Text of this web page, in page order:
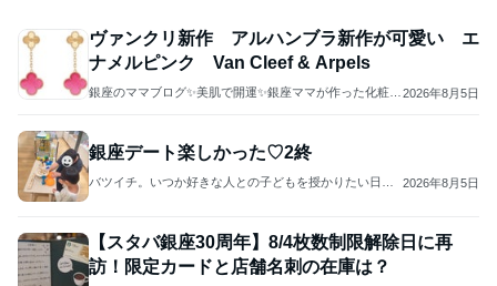
ヴァンクリ新作 アルハンブラ新作が可愛い エ
ナメルピンク Van Cleef & Arpels
銀座のママブログ✨美肌で開運✨銀座ママが作った化粧品2026年8月5日
銀座デート楽しかった♡2終
バツイチ。いつか好きな人との子どもを授かりたい日
2026年8月5日
【スタバ銀座30周年】8/4枚数制限解除日に再
訪！限定カードと店舗名刺の在庫は？